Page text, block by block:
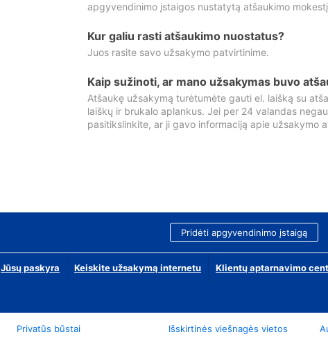
apgyvendinimo įstaigos nustatytą atšaukimo
Kur galiu rasti atšaukimo nuostatus?
Juos rasite savo užsakymo patvirtinime.
Kaip sužinoti, ar mano užsakymas buvo
Atšaukę užsakymą turėtumėte gauti el. laišką su
laiškų ir brukalo aplankus. Jei per 24 valandas
pasitikslinkite, ar ji gavo informaciją apie užsakymo
Pridėti apgyvendinimo įstaigą
Jūsų paskyra Keiskite užsakymą internetu Klientų aptarnavimo
Privatūs būstai
Išskirtinės viešnagės vietos